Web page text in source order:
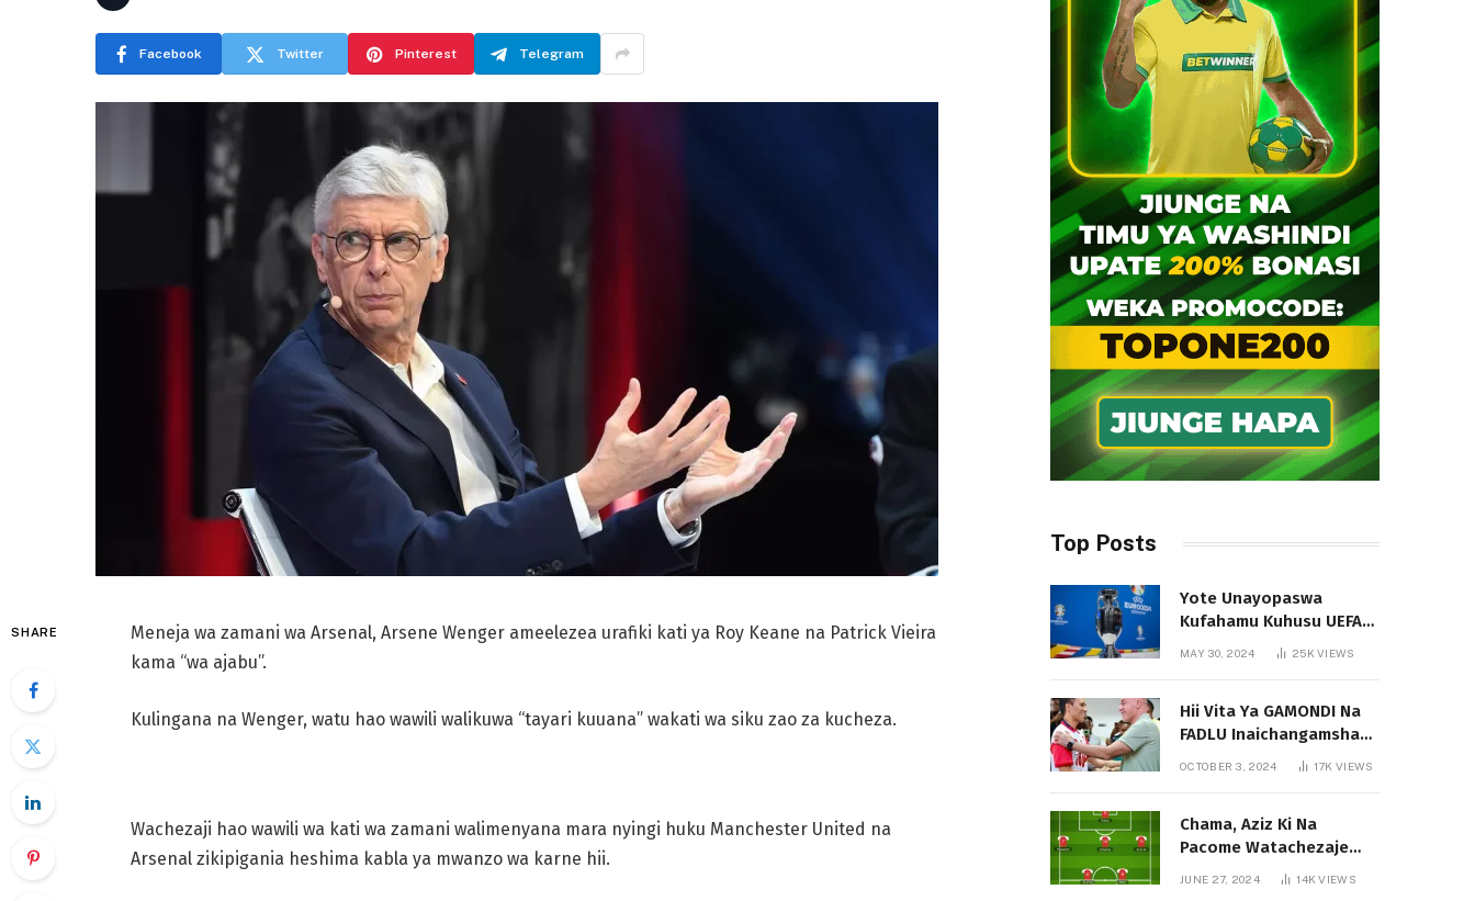
Facebook Twitter Pinterest Telegram
SHARE
Meneja wa zamani wa Arsenal, Arsene Wenger ameelezea urafiki kati ya Roy Keane na Patrick Vieira
kama “wa ajabu”.
Kulingana na Wenger, watu hao wawili walikuwa “tayari kuuana” wakati wa siku zao za kucheza.
Wachezaji hao wawili wa kati wa zamani walimenyana mara nyingi huku Manchester United na
Arsenal zikipigania heshima kabla ya mwanzo wa karne hii.
Top Posts
Yote Unayopaswa
Kufahamu Kuhusu UEFA
EURO 2024 German
MAY 30, 2024 25KVIEWS
Hii Vita Ya GAMONDI Na
FADLU Inaichangamsha
OCTOBER 3, 2024 17KVIEWS
Chama, Aziz Ki Na
Pacome Watachezaje
JUNE 27, 2024 14KVIEWS